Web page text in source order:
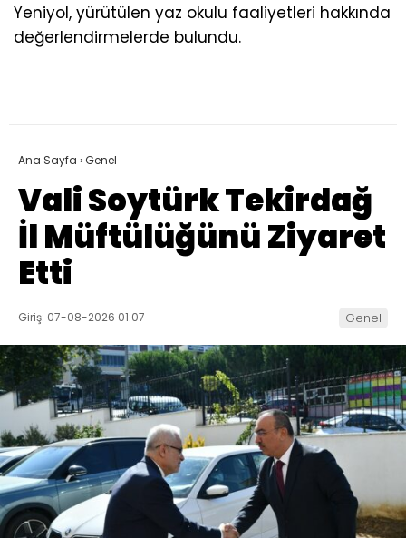
Yeniyol, yürütülen yaz okulu faaliyetleri hakkında
değerlendirmelerde bulundu.
Ana Sayfa ›Genel
Vali Soytürk Tekirdağ
İl Müftülüğünü Ziyaret
Etti
Giriş: 07-08-2026 01:07 Genel